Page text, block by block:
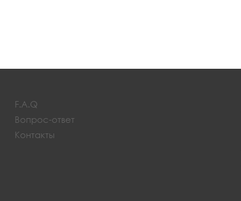
F.A.Q
Вопрос-ответ
Контакты